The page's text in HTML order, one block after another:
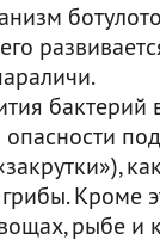
опасности
Кроме
рыбе и